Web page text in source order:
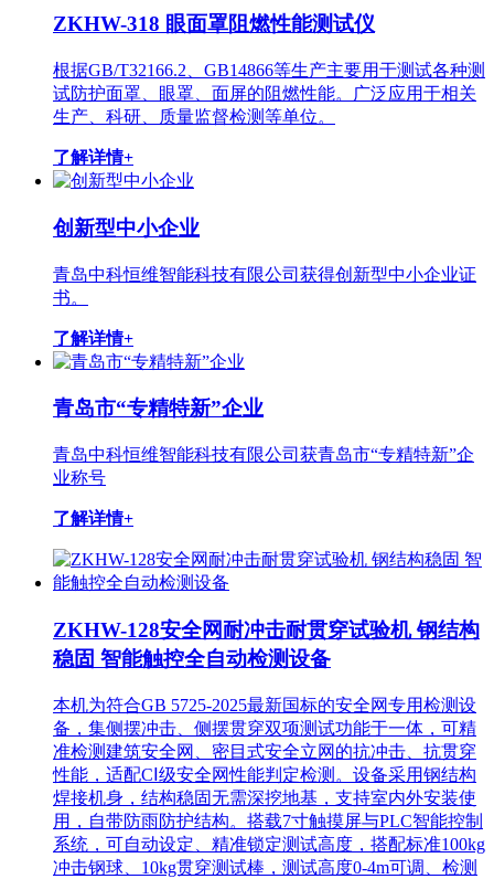
ZKHW-318 眼面罩阻燃性能测试仪
根据GB/T32166.2、GB14866等生产主要用于测试各种测
试防护面罩、眼罩、面屏的阻燃性能。广泛应用于相关
生产、科研、质量监督检测等单位。
了解详情+
创新型中小企业
青岛中科恒维智能科技有限公司获得创新型中小企业证
书。
了解详情+
青岛市“专精特新”企业
青岛中科恒维智能科技有限公司获青岛市“专精特新”企
业称号
了解详情+
ZKHW-128安全网耐冲击耐贯穿试验机 钢结构
稳固 智能触控全自动检测设备
本机为符合GB 5725-2025最新国标的安全网专用检测设
备，集侧摆冲击、侧摆贯穿双项测试功能于一体，可精
准检测建筑安全网、密目式安全立网的抗冲击、抗贯穿
性能，适配CⅠ级安全网性能判定检测。设备采用钢结构
焊接机身，结构稳固无需深挖地基，支持室内外安装使
用，自带防雨防护结构。搭载7寸触摸屏与PLC智能控制
系统，可自动设定、精准锁定测试高度，搭配标准100kg
冲击钢球、10kg贯穿测试棒，测试高度0-4m可调、检测